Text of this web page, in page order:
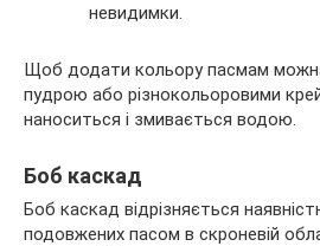
невидимки.
Щоб додати кольору пасмам
пудрою або різнокольоровими
наноситься і змивається водою.
Боб каскад
Боб каскад відрізняється
подовжених пасом в скроневій